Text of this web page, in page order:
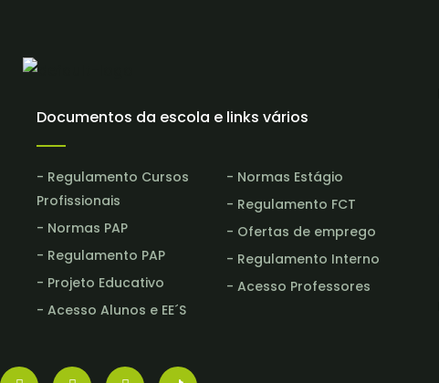
Documentos da escola e links vários
- Regulamento Cursos
Profissionais
- Normas PAP
- Regulamento PAP
- Projeto Educativo
- Acesso Alunos e EE´S
- Normas Estágio
- Regulamento FCT
- Ofertas de emprego
- Regulamento Interno
- Acesso Professores
InstagramFacebookYoutube